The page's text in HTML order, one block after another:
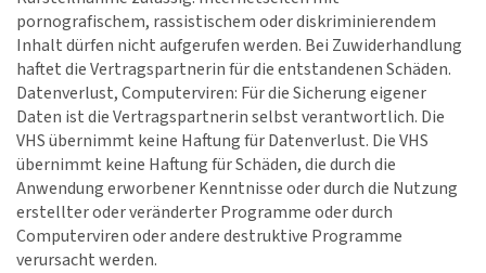
pornografischem, rassistischem oder diskriminierendem
Inhalt dürfen nicht aufgerufen werden. Bei Zuwiderhandlung
haftet die Vertragspartnerin für die entstandenen Schäden.
Datenverlust, Computerviren: Für die Sicherung eigener
Daten ist die Vertragspartnerin selbst verantwortlich. Die
VHS übernimmt keine Haftung für Datenverlust. Die VHS
übernimmt keine Haftung für Schäden, die durch die
Anwendung erworbener Kenntnisse oder durch die Nutzung
erstellter oder veränderter Programme oder durch
Computerviren oder andere destruktive Programme
verursacht werden.